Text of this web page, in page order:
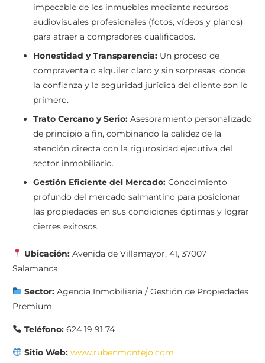
impecable de los inmuebles mediante recursos
audiovisuales profesionales (fotos, vídeos y planos)
para atraer a compradores cualificados.
Honestidad y Transparencia: Un proceso de
compraventa o alquiler claro y sin sorpresas, donde
la confianza y la seguridad jurídica del cliente son lo
primero.
Trato Cercano y Serio: Asesoramiento personalizado
de principio a fin, combinando la calidez de la
atención directa con la rigurosidad ejecutiva del
sector inmobiliario.
Gestión Eficiente del Mercado: Conocimiento
profundo del mercado salmantino para posicionar
las propiedades en sus condiciones óptimas y lograr
cierres exitosos.
Ubicación:Avenida de Villamayor, 41, 37007
Salamanca
Sector:Agencia Inmobiliaria / Gestión de Propiedades
Premium
Teléfono:624 19 91 74
Sitio Web: www.rubenmontejo.com